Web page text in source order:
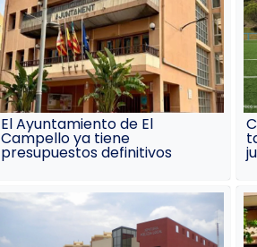
El Ayuntamiento de El
Campello ya tiene
presupuestos definitivos